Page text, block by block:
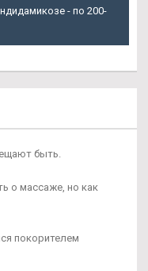
- по 200-
быть.
о массаже, но как
покорителем